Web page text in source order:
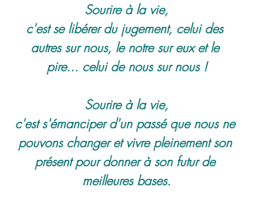
Sourire à la vie,
c'est se libérer du jugement, celui des
autres sur nous, le notre sur eux et le
pire... celui de nous sur nous !
Sourire à la vie,
c'est s'émanciper d'un passé que nous ne
pouvons changer et vivre pleinement son
présent pour donner à son futur de
meilleures bases.